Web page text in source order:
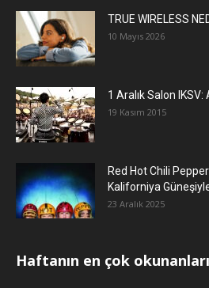
TRUE WIRELESS
10 Mayıs 2026
1 Aralık Salon
19 Kasım 2015
Red Hot Chili
Kaliforniya
23 Aralık 2025
Haftanın en çok okunanları